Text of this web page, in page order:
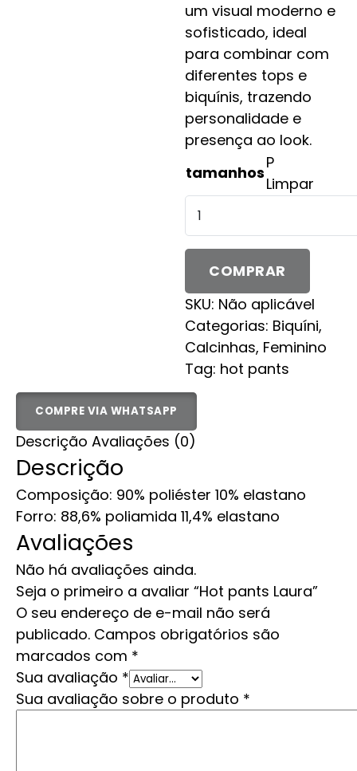
um visual moderno e
sofisticado, ideal
para combinar com
diferentes tops e
biquínis, trazendo
personalidade e
presença ao look.
tamanhos
P
Limpar
Hot
pants
Laura
quantidade
COMPRAR
SKU: Não aplicável
Categorias: Biquíni,
Calcinhas, Feminino
Tag: hot pants
COMPRE VIA WHATSAPP
Descrição Avaliações (0)
Descrição
Composição: 90% poliéster 10% elastano
Forro: 88,6% poliamida 11,4% elastano
Avaliações
Não há avaliações ainda.
Seja o primeiro a avaliar “Hot pants Laura”
O seu endereço de e-mail não será
publicado. Campos obrigatórios são
marcados com *
Sua avaliação *
Sua avaliação sobre o produto *